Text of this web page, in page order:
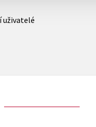
uživatelé